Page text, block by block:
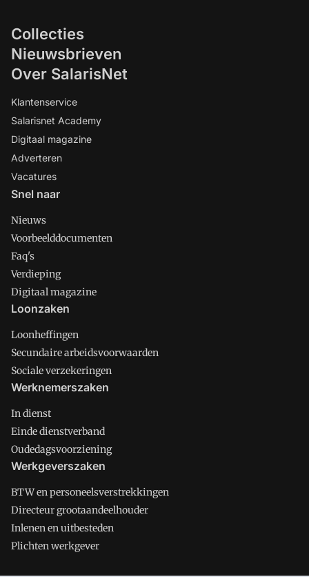
Collecties
Nieuwsbrieven
Over SalarisNet
Klantenservice
Salarisnet Academy
Digitaal magazine
Adverteren
Vacatures
Snel naar
Nieuws
Voorbeelddocumenten
Faq's
Verdieping
Digitaal magazine
Loonzaken
Loonheffingen
Secundaire arbeidsvoorwaarden
Sociale verzekeringen
Werknemerszaken
In dienst
Einde dienstverband
Oudedagsvoorziening
Werkgeverszaken
BTW en personeelsverstrekkingen
Directeur grootaandeelhouder
Inlenen en uitbesteden
Plichten werkgever